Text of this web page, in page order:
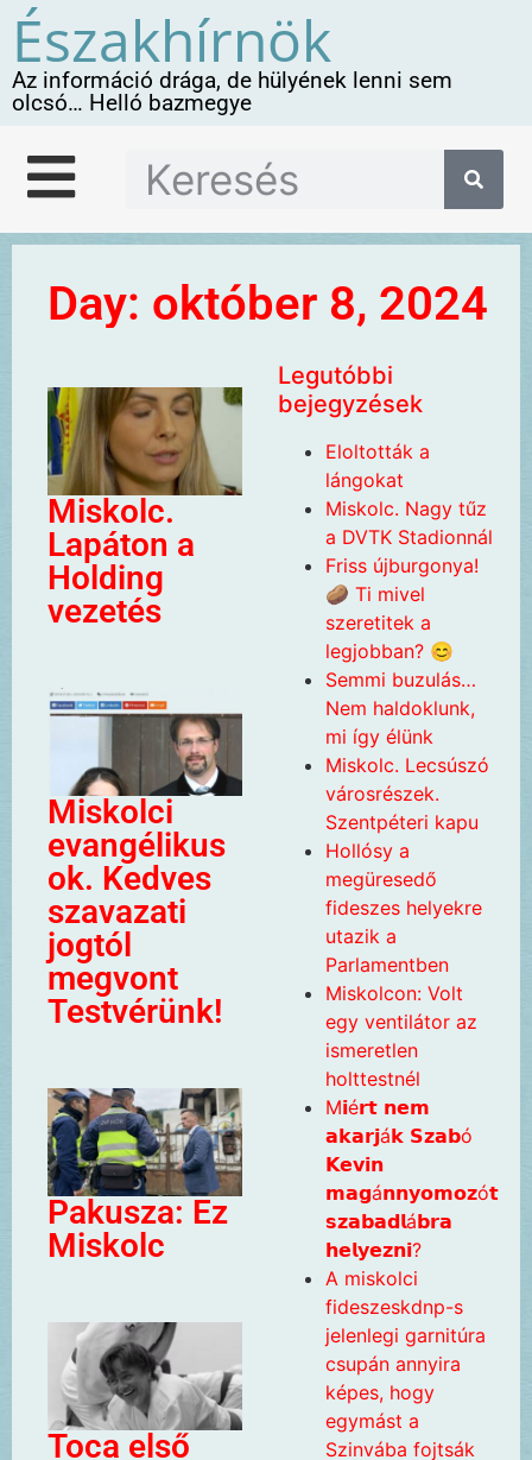
Északhírnök
Az információ drága, de hülyének lenni sem
olcsó… Helló bazmegye
Day: október 8, 2024
Miskolc.
Lapáton a
Holding
vezetés
Miskolci
evangélikus
ok. Kedves
szavazati
jogtól
megvont
Testvérünk!
Pakusza: Ez
Miskolc
Toca első
Legutóbbi
bejegyzések
Eloltották a
lángokat
Miskolc. Nagy tűz
a DVTK Stadionnál
Friss újburgonya!
🥔 Ti mivel
szeretitek a
legjobban? 😊
Semmi buzulás…
Nem haldoklunk,
mi így élünk
Miskolc. Lecsúszó
városrészek.
Szentpéteri kapu
Hollósy a
megüresedő
fideszes helyekre
utazik a
Parlamentben
Miskolcon: Volt
egy ventilátor az
ismeretlen
holttestnél
M𝗶é𝗿𝘁 𝗻𝗲𝗺
𝗮𝗸𝗮𝗿𝗷á𝗸 𝗦𝘇𝗮𝗯ó
𝗞𝗲𝘃𝗶𝗻
𝗺𝗮𝗴á𝗻𝗻𝘆𝗼𝗺𝗼𝘇ó𝘁
𝘀𝘇𝗮𝗯𝗮𝗱𝗹á𝗯𝗿𝗮
𝗵𝗲𝗹𝘆𝗲𝘇𝗻𝗶?
A miskolci
fideszeskdnp-s
jelenlegi garnitúra
csupán annyira
képes, hogy
egymást a
Szinvába fojtsák